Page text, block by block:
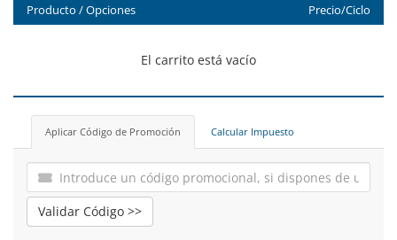
Producto / Opciones Precio/Ciclo
El carrito está vacío
Aplicar Código de Promoción Calcular Impuesto
Validar Código >>